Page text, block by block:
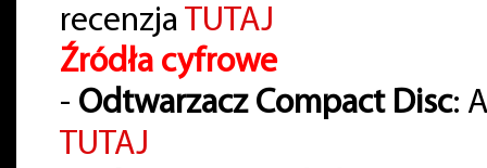
recenzja TUTAJ
Źródła cyfrowe
- Odtwarzacz Compact Disc:
TUTAJ